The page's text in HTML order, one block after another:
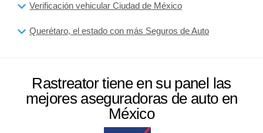
Verificación vehicular Ciudad de México
Querétaro, el estado con más Seguros de Auto
Rastreator tiene en su panel las
mejores aseguradoras de auto en
México